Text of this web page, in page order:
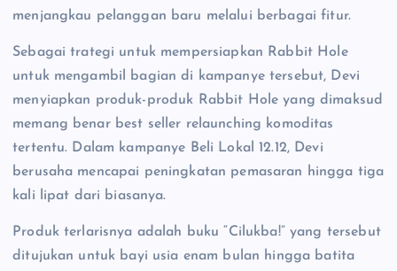
menjangkau pelanggan baru melalui berbagai fitur.
Sebagai trategi untuk mempersiapkan Rabbit Hole
untuk mengambil bagian di kampanye tersebut, Devi
menyiapkan produk-produk Rabbit Hole yang dimaksud
memang benar best seller relaunching komoditas
tertentu. Dalam kampanye Beli Lokal 12.12, Devi
berusaha mencapai peningkatan pemasaran hingga tiga
kali lipat dari biasanya.
Produk terlarisnya adalah buku “Cilukba!” yang tersebut
ditujukan untuk bayi usia enam bulan hingga batita